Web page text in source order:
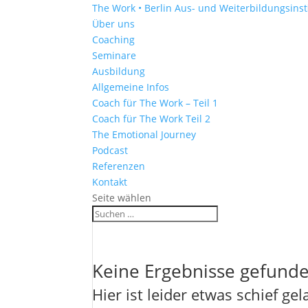
The Work • BerlinAus- und
Über uns
Coaching
Seminare
Ausbildung
Allgemeine Infos
Coach für The Work – Teil 1
Coach für The Work Teil 2
The Emotional Journey
Podcast
Referenzen
Kontakt
Seite wählen
Keine Ergebnisse
Hier ist leider etwas schief